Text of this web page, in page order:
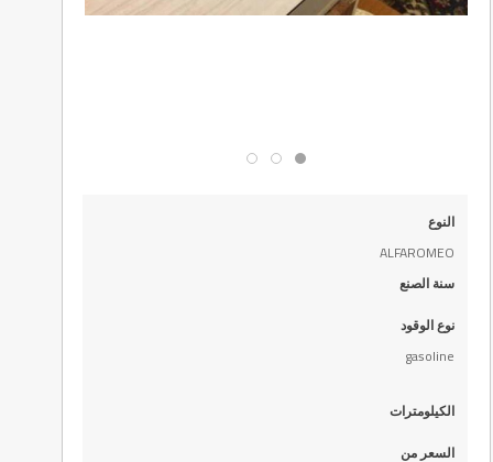
النوع
ALFAROMEO
سنة الصنع
نوع الوقود
gasoline
الكيلومترات
السعر من